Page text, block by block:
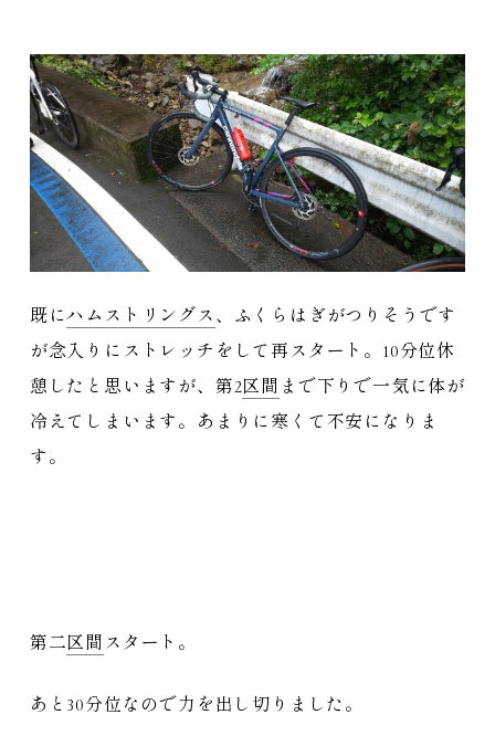
既にハムストリングス 、ふくらはぎがつりそうです
が念入りにストレッチをして再スタート。10分位休
憩したと思いますが、第2区間 まで下りで一気に体が
冷えてしまいます。あまりに寒くて不安になりま
す。
第二 区間 スタート。
あと30分位なので力を出し切りました。